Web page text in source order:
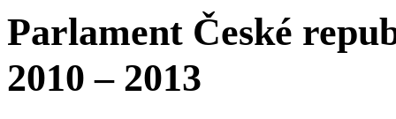
Parlament České
2010 – 2013